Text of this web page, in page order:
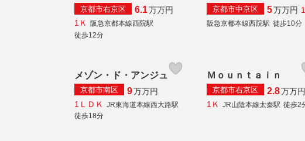
京都市右京区 6.1万万円
1Ｋ 阪急京都本線西院駅
徒歩12分
京都市中京区 5万万円
阪急京都本線西院駅 徒歩10分
メゾン・ド・アンジュ
京都市南区 9万万円
1ＬＤＫ
JR東海道本線西大路駅
徒歩18分
Ｍｏｕｎｔａｉｎ
京都市右京区 2.8万万円
1Ｋ
JR山陰本線太秦駅 徒歩2